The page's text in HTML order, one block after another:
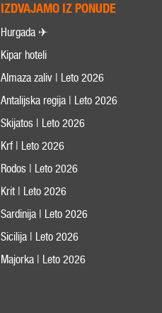
IZDVAJAMO IZ PONUDE
Hurgada ✈
Kipar hoteli
Almaza zaliv | Leto 2026
Antalijska regija | Leto 2026
Skijatos | Leto 2026
Krf | Leto 2026
Rodos | Leto 2026
Krit | Leto 2026
Sardinija | Leto 2026
Sicilija | Leto 2026
Majorka | Leto 2026